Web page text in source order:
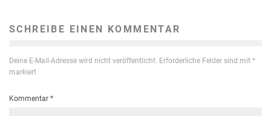
SCHREIBE EINEN KOMMENTAR
Deine E-Mail-Adresse wird nicht veröffentlicht. Erforderliche Felder sind mit *
markiert
Kommentar *